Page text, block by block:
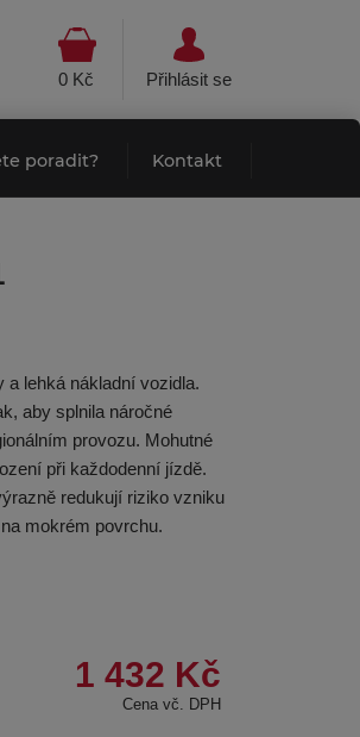
0 Kč Přihlásit se
poradit? Kontakt
a lehká nákladní vozidla.
aby splnila náročné
provozu. Mohutné
při každodenní jízdě.
redukují riziko vzniku
mokrém povrchu.
1 432 Kč
Cena vč. DPH